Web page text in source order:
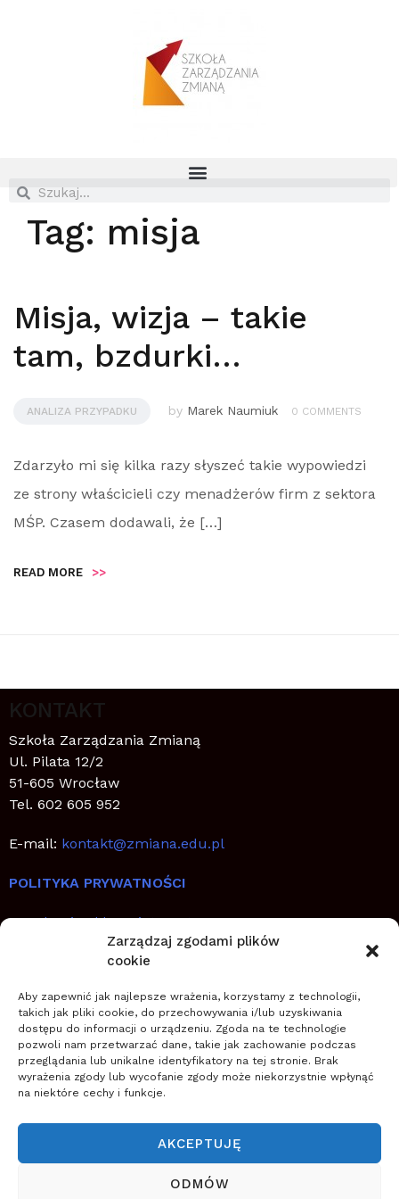
Zarządzaj zgodami plików
cookie
Aby zapewnić jak najlepsze wrażenia, korzystamy z technologii,
takich jak pliki cookie, do przechowywania i/lub uzyskiwania
dostępu do informacji o urządzeniu. Zgoda na te technologie
pozwoli nam przetwarzać dane, takie jak zachowanie podczas
przeglądania lub unikalne identyfikatory na tej stronie. Brak
wyrażenia zgody lub wycofanie zgody może niekorzystnie wpłynąć
na niektóre cechy i funkcje.
AKCEPTUJĘ
ODMÓW
Tag: misja
Misja, wizja – takie
tam, bzdurki…
ANALIZA PRZYPADKU by Marek Naumiuk 0 COMMENTS
Zdarzyło mi się kilka razy słyszeć takie wypowiedzi
ze strony właścicieli czy menadżerów firm z sektora
MŚP. Czasem dodawali, że […]
READ MORE >>
KONTAKT
Szkoła Zarządzania Zmianą
Ul. Pilata 12/2
51-605 Wrocław
Tel. 602 605 952
E-mail: kontakt@zmiana.edu.pl
POLITYKA PRYWATNOŚCI
Regulamin sklepu internetowego
Jak planować, wdrażać i utrwalić zmianę
Zostań coachem transformacji
Zwiększ szanse na sukces zmiany
Szkoła Zarządzania Zmianą wspiera firmy w
planowaniu, wdrażaniu i zapewnieniu trwałości zmian
(nowych przedsięwzięć, projektów, innowacji,